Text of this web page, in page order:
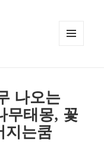
나오는
무태몽, 꽃
지는쿰